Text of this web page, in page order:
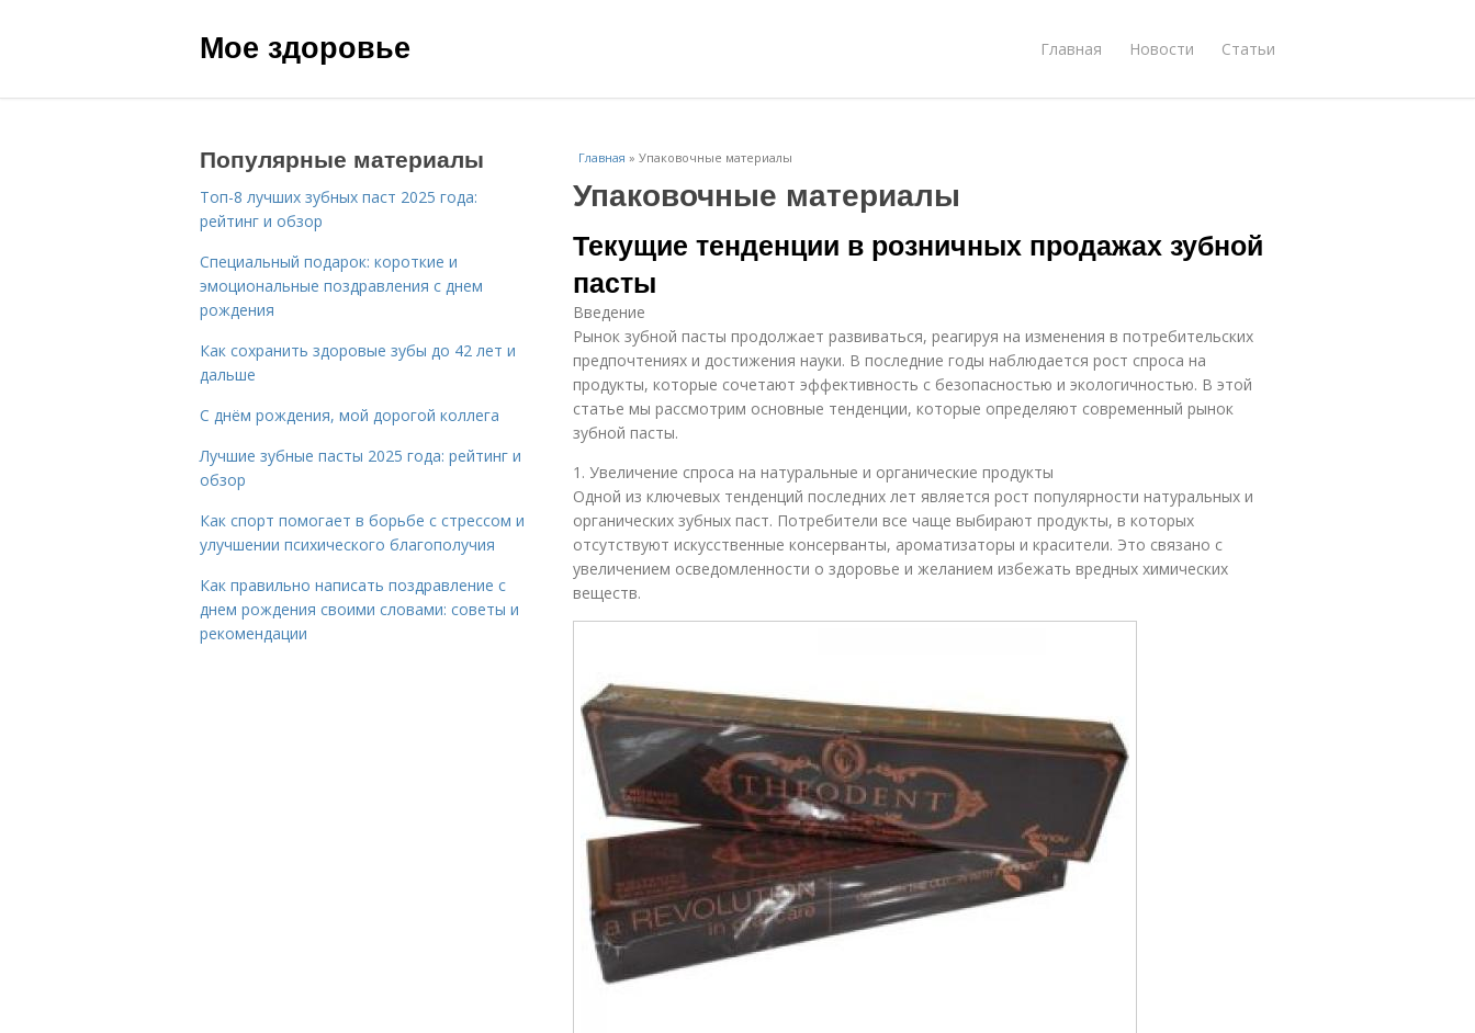
Мое здоровье Главная Новости Статьи
Главная » Упаковочные материалы
Упаковочные материалы
Текущие тенденции в розничных продажах зубной
пасты
Введение
Рынок зубной пасты продолжает развиваться, реагируя на изменения в потребительских
предпочтениях и достижения науки. В последние годы наблюдается рост спроса на
продукты, которые сочетают эффективность с безопасностью и экологичностью. В этой
статье мы рассмотрим основные тенденции, которые определяют современный рынок
зубной пасты.
1. Увеличение спроса на натуральные и органические продукты
Одной из ключевых тенденций последних лет является рост популярности натуральных и
органических зубных паст. Потребители все чаще выбирают продукты, в которых
отсутствуют искусственные консерванты, ароматизаторы и красители. Это связано с
увеличением осведомленности о здоровье и желанием избежать вредных химических
веществ.
Популярные материалы
Топ-8 лучших зубных паст 2025 года:
рейтинг и обзор
Специальный подарок: короткие и
эмоциональные поздравления с днем
рождения
Как сохранить здоровые зубы до 42 лет и
дальше
С днём рождения, мой дорогой коллега
Лучшие зубные пасты 2025 года: рейтинг и
обзор
Как спорт помогает в борьбе с стрессом и
улучшении психического благополучия
Как правильно написать поздравление с
днем рождения своими словами: советы и
рекомендации